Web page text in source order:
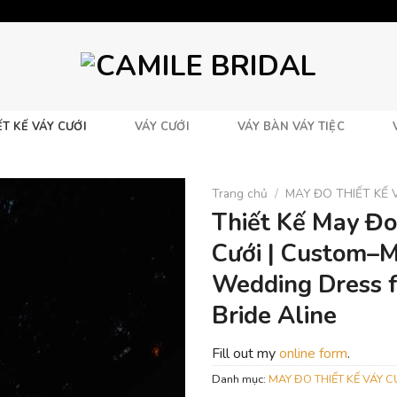
KẾ VÁY CƯỚI VÁY CƯỚI VÁY BÀN VÁY TIỆC
Trang chủ / MAY ĐO THIẾT KẾ
Thiết Kế May
Cưới |
Wedding Dress
Bride Aline
Fill out myonline form.
Danh mục: MAY ĐO THIẾT KẾ VÁY